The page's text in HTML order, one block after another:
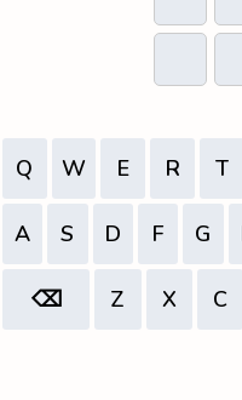
Q W E R T
A S D F G
⌫ Z X C